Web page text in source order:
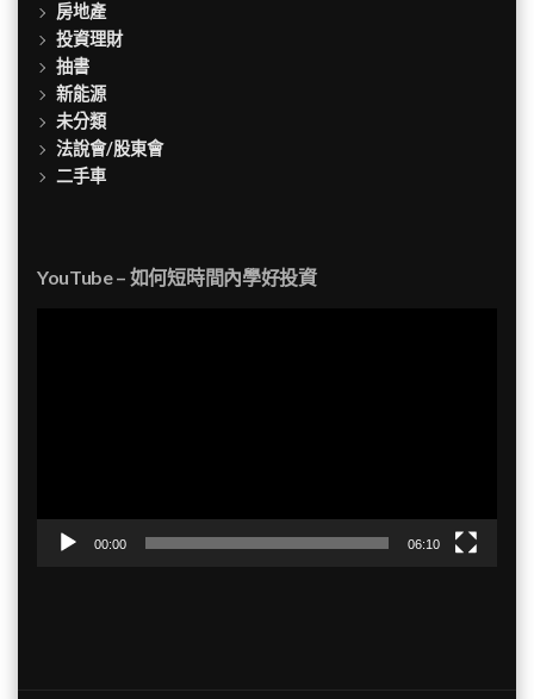
房地產
投資理財
抽書
新能源
未分類
法說會/股東會
二手車
YouTube – 如何短時間內學好投資
00:00 06:10